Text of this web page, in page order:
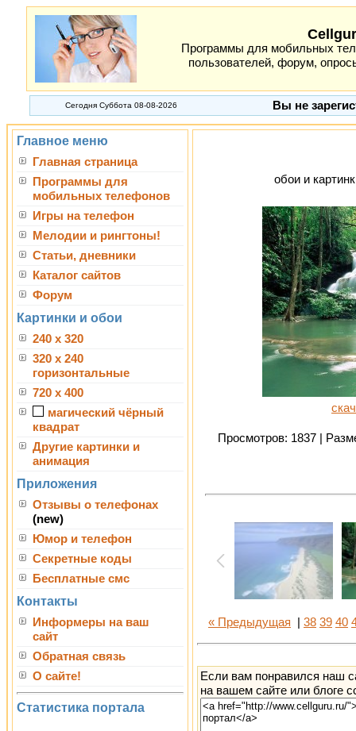
Программы для мобильных
пользователей, форум,
Сегодня Суббота 08-08-2026 Вы не
Главное меню
Главная страница
Программы для
мобильных телефонов
Игры на телефон
Мелодии и рингтоны!
Статьи, дневники
Каталог сайтов
Форум
Картинки и обои
240 x 320
320 x 240
горизонтальные
720 x 400
магический чёрный
квадрат
Другие картинки и
анимация
Приложения
Отзывы о телефонах
(new)
Юмор и телефон
Секретные коды
Бесплатные смс
Контакты
Информеры на ваш
сайт
Обратная связь
О сайте!
Статистика портала
обои и
Просмотров: 1837 |
« Предыдущая 38 39 40
Если вам понравился наш
на вашем сайте или блоге